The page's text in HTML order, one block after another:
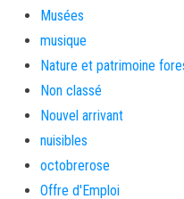
Musées
musique
Nature et patrimoine
Non classé
Nouvel arrivant
nuisibles
octobrerose
Offre d'Emploi